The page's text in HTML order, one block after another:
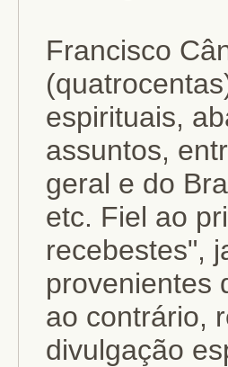
Francisco
espirituais,
assuntos,
geral e do
etc. Fiel ao
recebestes",
provenientes
ao contrário,
divulgação